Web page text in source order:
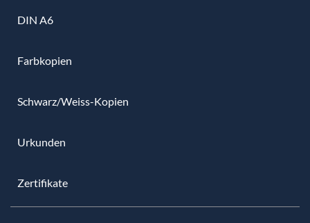
DIN A6
Farbkopien
Schwarz/Weiss-Kopien
Urkunden
Zertifikate